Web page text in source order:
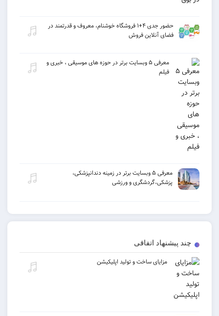
حضور جدی ۴+۱ فروشگاه خوشنام، معروف و قدرتمند در
فضای آنلاین فروش
معرفی ۵ وبسایت برتر در حوزه های موسیقی ، خبری و
معرفی ۵ وبسایت برتر در زمینه دندانپزشکی،
پزشکی،گردشگری و ورزشی
اتفاقی
مزایای ساخت و تولید اپلیکیشن